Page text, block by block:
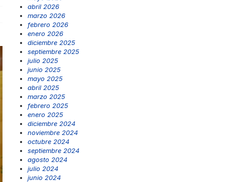
abril 2026
marzo 2026
febrero 2026
enero 2026
diciembre 2025
septiembre 2025
julio 2025
junio 2025
mayo 2025
abril 2025
marzo 2025
febrero 2025
enero 2025
diciembre 2024
noviembre 2024
octubre 2024
septiembre 2024
agosto 2024
julio 2024
junio 2024